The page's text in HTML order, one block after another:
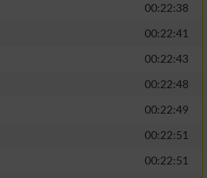
00:22:38
00:22:41
00:22:43
00:22:48
00:22:49
00:22:51
00:22:51